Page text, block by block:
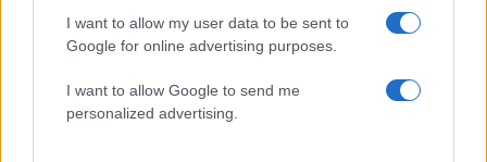
I want to allow my user data to be sent to
Google for online advertising purposes.
I want to allow Google to send me
personalized advertising.
αστυνομικοί που προσποιήθηκαν τους
τουρίστες
Στην Κρήτη ο Κυριάκος Μητσοτάκης,
συνεχίζει τις ολιγοήμερες διακοπές του –
Πού βρέθηκε το Σάββατο